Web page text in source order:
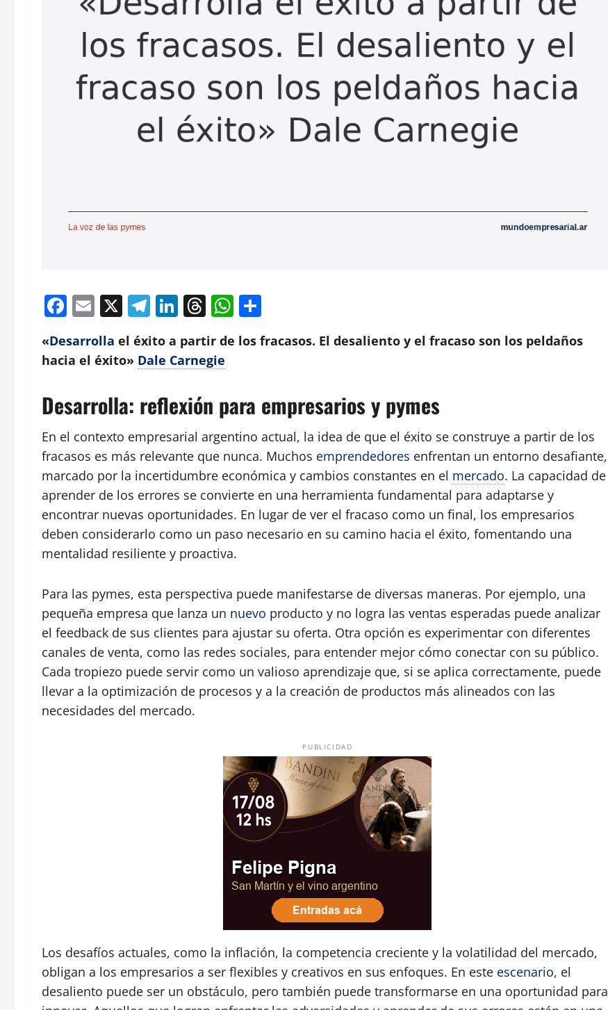
Facebook
Email
X Telegram
LinkedIn
Threads
WhatsApp
«Desarrolla el éxito a partir de los fracasos. El desaliento y el fracaso son los peldaños
hacia el éxito» Dale Carnegie
Desarrolla: reflexión para empresarios y pymes
En el contexto empresarial argentino actual, la idea de que el éxito se construye a partir de los
fracasos es más relevante que nunca. Muchos emprendedores enfrentan un entorno desafiante,
marcado por la incertidumbre económica y cambios constantes en el mercado. La capacidad de
aprender de los errores se convierte en una herramienta fundamental para adaptarse y
encontrar nuevas oportunidades. En lugar de ver el fracaso como un final, los empresarios
deben considerarlo como un paso necesario en su camino hacia el éxito, fomentando una
mentalidad resiliente y proactiva.
Para las pymes, esta perspectiva puede manifestarse de diversas maneras. Por ejemplo, una
pequeña empresa que lanza un nuevo producto y no logra las ventas esperadas puede analizar
el feedback de sus clientes para ajustar su oferta. Otra opción es experimentar con diferentes
canales de venta, como las redes sociales, para entender mejor cómo conectar con su público.
Cada tropiezo puede servir como un valioso aprendizaje que, si se aplica correctamente, puede
llevar a la optimización de procesos y a la creación de productos más alineados con las
necesidades del mercado.
PUBLICIDAD
Los desafíos actuales, como la inflación, la competencia creciente y la volatilidad del mercado,
obligan a los empresarios a ser flexibles y creativos en sus enfoques. En este escenario, el
desaliento puede ser un obstáculo, pero también puede transformarse en una oportunidad para